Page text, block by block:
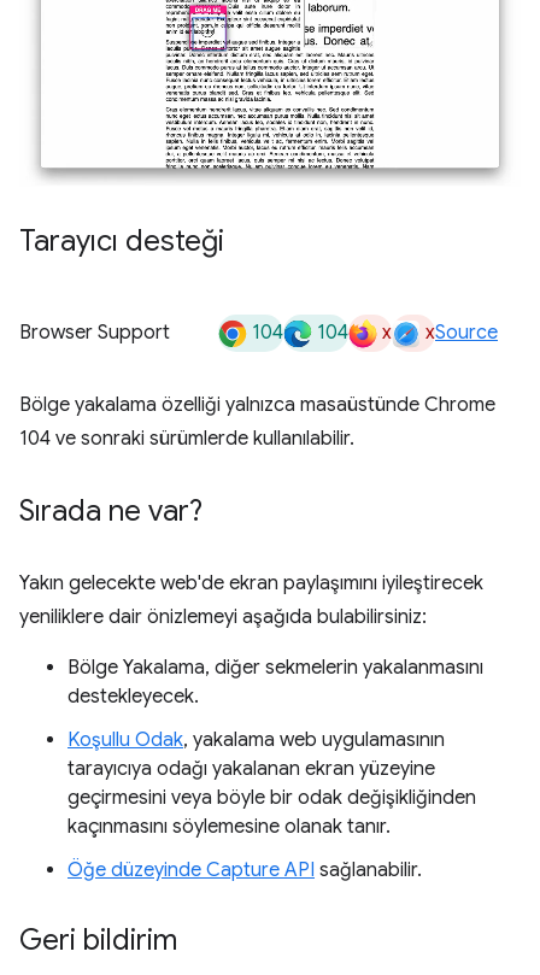
Tarayıcı desteği
Browser Support 104 104 x xSource
Bölge yakalama özelliği yalnızca masaüstünde Chrome
104 ve sonraki sürümlerde kullanılabilir.
Sırada ne var?
Yakın gelecekte web'de ekran paylaşımını iyileştirecek
yeniliklere dair önizlemeyi aşağıda bulabilirsiniz:
Bölge Yakalama, diğer sekmelerin yakalanmasını
destekleyecek.
Koşullu Odak, yakalama web uygulamasının
tarayıcıya odağı yakalanan ekran yüzeyine
geçirmesini veya böyle bir odak değişikliğinden
kaçınmasını söylemesine olanak tanır.
Öğe düzeyinde Capture API sağlanabilir.
Geri bildirim